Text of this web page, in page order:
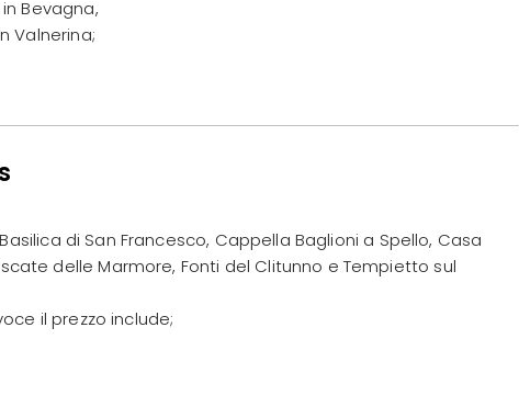
Bevagna,
Valnerina;
di San Francesco, Cappella Baglioni a Spello, Casa
delle Marmore, Fonti del Clitunno e Tempietto sul
il prezzo include;